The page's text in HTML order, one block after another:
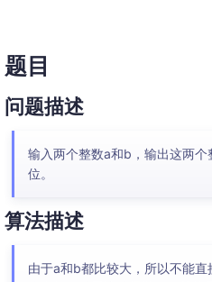
题目
问题描述
输入两个整数a和b，输出这两
位。
算法描述
由于a和b都比较大，所以不能